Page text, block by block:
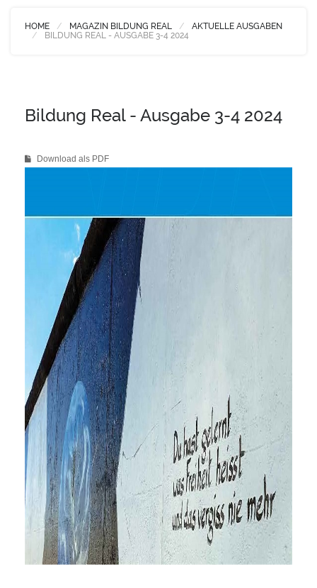
HOME MAGAZIN BILDUNG REAL
AKTUELLE AUSGABEN
BILDUNG REAL - AUSGABE 3-4 2024
Bildung Real - Ausgabe 3-4 2024
Download als PDF